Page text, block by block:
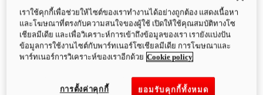
เราใช้คุกกี้เพื่อช่วยให้ไซต์ของเราทำงานได้อย่างถูกต้อง แสดงเนื้อหา
และโฆษณาที่ตรงกับความสนใจของผู้ใช้ เปิดให้ใช้คุณสมบัติทางโซ
เชียลมีเดีย และเพื่อวิเคราะห์การเข้าถึงข้อมูลของเรา เรายังแบ่งปัน
ข้อมูลการใช้งานไซต์กับพาร์ทเนอร์โซเชียลมีเดีย การโฆษณาและ
พาร์ทเนอร์การวิเคราะห์ของเราอีกด้วย Cookie policy
ยอมรับคุกกี้ทั้งหมด
การตั้งค่าคุกกี้